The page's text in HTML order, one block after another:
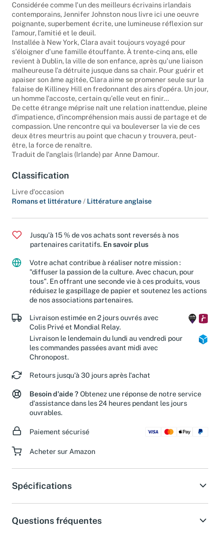
Considérée comme l'un des meilleurs écrivains irlandais
contemporains, Jennifer Johnston nous livre ici une oeuvre
poignante, superbement écrite, une lumineuse réflexion sur
l'amour, l'amitié et le deuil.
Installée à New York, Clara avait toujours voyagé pour
s'éloigner d'une famille étouffante. À trente-cinq ans, elle
revient à Dublin, la ville de son enfance, après qu'une liaison
malheureuse l'a détruite jusque dans sa chair. Pour guérir et
apaiser son âme agitée, Clara aime se promener seule sur la
falaise de Killiney Hill en fredonnant des airs d'opéra. Un jour,
un homme l'accoste, certain qu'elle veut en finir...
De cette étrange méprise naît une relation inattendue, pleine
d'impatience, d'incompréhension mais aussi de partage et de
compassion. Une rencontre qui va bouleverser la vie de ces
deux êtres meurtris au point que chacun y trouvera, peut-
être, la force de renaître.
Traduit de l'anglais (Irlande) par Anne Damour.
Classification
Livre d'occasion
Romans et littérature / Littérature anglaise
Jusqu'à 15 % de vos achats sont reversés à nos
partenaires caritatifs. En savoir plus
Votre achat contribue à réaliser notre mission :
"diffuser la passion de la culture. Avec chacun, pour
tous". En offrant une seconde vie à ces produits, vous
réduisez le gaspillage de papier et soutenez les actions
de nos associations partenaires.
Livraison estimée en 2 jours ouvrés avec
Colis Privé et Mondial Relay.
Livraison le lendemain du lundi au vendredi pour
les commandes passées avant midi avec
Chronopost.
Retours jusqu'à 30 jours après l'achat
Besoin d'aide ? Obtenez une réponse de notre service
d'assistance dans les 24 heures pendant les jours
ouvrables.
Paiement sécurisé
Acheter sur Amazon
Spécifications
Questions fréquentes